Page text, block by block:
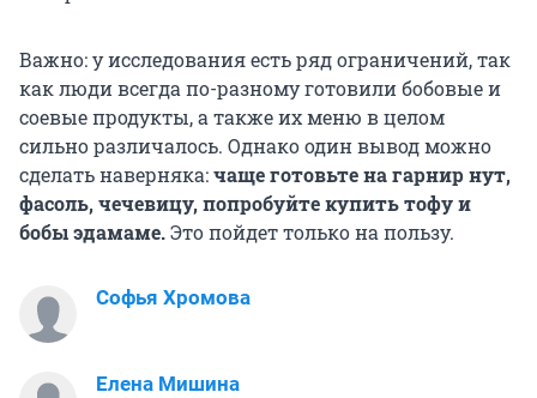
Важно: у исследования есть ряд ограничений, так
как люди всегда по-разному готовили бобовые и
соевые продукты, а также их меню в целом
сильно различалось. Однако один вывод можно
сделать наверняка:чаще готовьте на гарнир нут,
фасоль, чечевицу, попробуйте купить тофу и
бобы эдамаме.Это пойдет только на пользу.
Софья Хромова
Елена Мишина